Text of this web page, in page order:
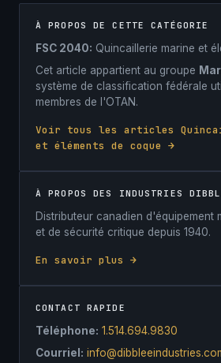
À PROPOS DE CETTE CATÉGORIE
FSC 2040: Quincaillerie marine et
Cet article appartient au groupe
système de classification fédérale
membres de l'OTAN.
Voir tous les articles
et éléments de coque →
À PROPOS DES INDUSTRIES
Distributeur canadien d'équipement
et de sécurité critique depuis 1940.
En savoir plus →
CONTACT RAPIDE
Téléphone: 1.514.694.9830
Courriel: